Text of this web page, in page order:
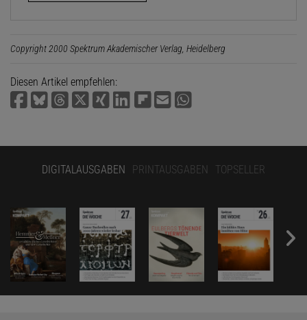
Copyright 2000 Spektrum Akademischer Verlag, Heidelberg
Diesen Artikel empfehlen:
DIGITALAUSGABEN PRINTAUSGABEN TOPSELLER